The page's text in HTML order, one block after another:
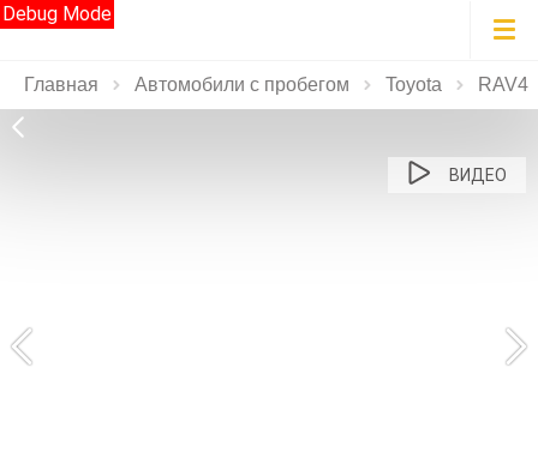
Debug Mode
Главная Автомобили с пробегом Toyota RAV4
ВИДЕО